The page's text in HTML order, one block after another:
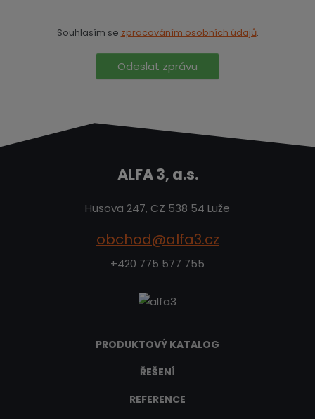
Odeslat zprávu
Souhlasím se zpracováním osobních údajů.
ALFA 3, a.s.
Husova 247, CZ 538 54 Luže
obchod@alfa3.cz
+420 775 577 755
PRODUKTOVÝ KATALOG
ŘEŠENÍ
REFERENCE